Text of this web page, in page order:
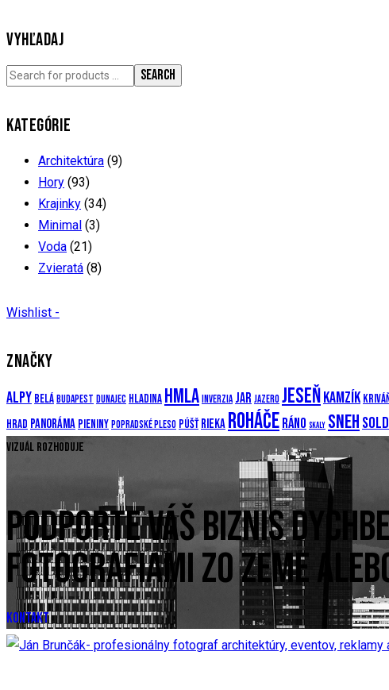
VYHĽADAJ
SEARCH
KATEGÓRIE
Architektúra (9)
Hory (93)
Krajinky (34)
Minimal (3)
Voda (21)
Zvieratá (8)
Wishlist -
ZNAČKY
Alpy Belá Budapest Dunajec Hladina Hmla Inverzia Jar JazeroJeseňKamzík
hrad Panoráma Pieniny Popradské pleso Púšť Rieka RoháčeRáno Skaly Sneh
Vizuál rozhoduje
PODPORTE VÁŠ BIZNIS
FOTOGRAFIAMI ZO ZEME
KONTAKT